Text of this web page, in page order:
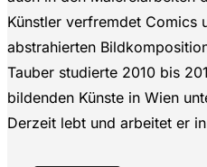
Künstler verfremdet Comics
abstrahierten
Tauber studierte 2010 bis
bildenden Künste in Wien
Derzeit lebt und arbeitet er